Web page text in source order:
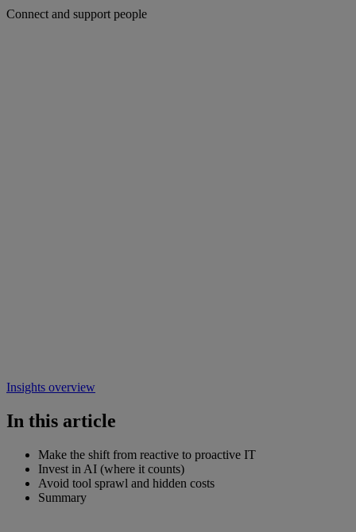
Connect and support people
Insights overview
In this article
Make the shift from reactive to proactive IT
Invest in AI (where it counts)
Avoid tool sprawl and hidden costs
Summary